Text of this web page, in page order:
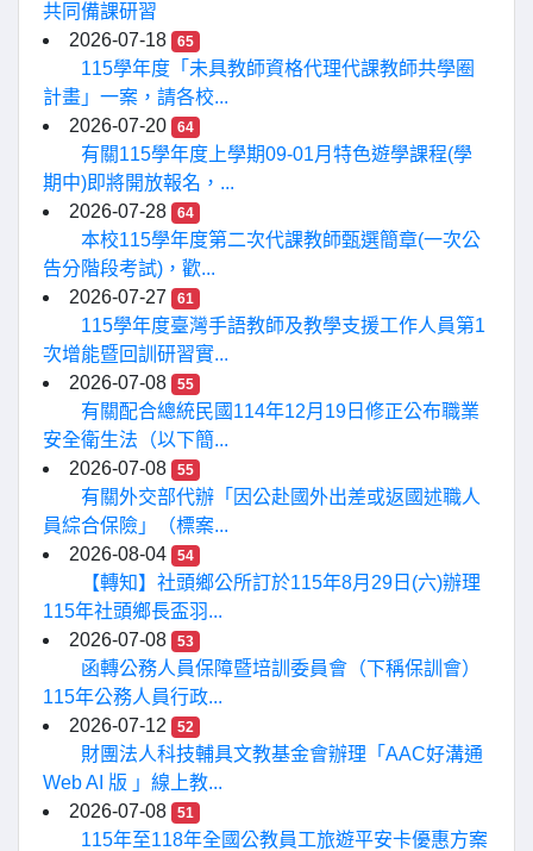
共同備課研習
2026-07-18
65
115學年度「未具教師資格代理代課教師共學圈
計畫」一案，請各校...
2026-07-20
64
有關115學年度上學期09-01月特色遊學課程(學
期中)即將開放報名，...
2026-07-28
64
本校115學年度第二次代課教師甄選簡章(一次公
告分階段考試)，歡...
2026-07-27
61
115學年度臺灣手語教師及教學支援工作人員第1
次增能暨回訓研習實...
2026-07-08
55
有關配合總統民國114年12月19日修正公布職業
安全衛生法（以下簡...
2026-07-08
55
有關外交部代辦「因公赴國外出差或返國述職人
員綜合保險」（標案...
2026-08-04
54
【轉知】社頭鄉公所訂於115年8月29日(六)辦理
115年社頭鄉長盃羽...
2026-07-08
53
函轉公務人員保障暨培訓委員會（下稱保訓會）
115年公務人員行政...
2026-07-12
52
財團法人科技輔具文教基金會辦理「AAC好溝通
Web AI 版 」線上教...
2026-07-08
51
115年至118年全國公教員工旅遊平安卡優惠方案